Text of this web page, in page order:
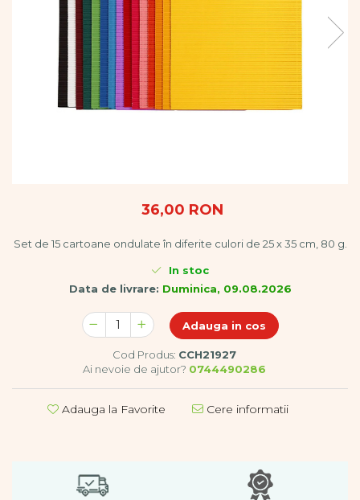
Biciclete si Triciclete
Accesorii
Biciclete VIKING
Biciclete Viking Challange
Amenajări camere senzoriale
Oferte pentru Camere Senzoriale
Creativitate si indemanare
Cuburi și cărămizi
Jucarii de constructii
Dezvoltare cognitiva
Jocuri matematice
Jucării de sortare
Dezvoltare vestibulara
36,00 RON
Set de 15 cartoane ondulate în diferite culori de 25 x 35 cm, 80 g.
In stoc
Data de livrare: Duminica, 09.08.2026
Adauga in cos
Cod Produs: CCH21927
Ai nevoie de ajutor? 0744490286
Adauga la Favorite Cere informatii